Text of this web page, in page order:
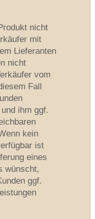
nicht
mit
Lieferanten
nicht
vom
Fall
ihm ggf.
kein
ist
eines
wünscht,
ggf.